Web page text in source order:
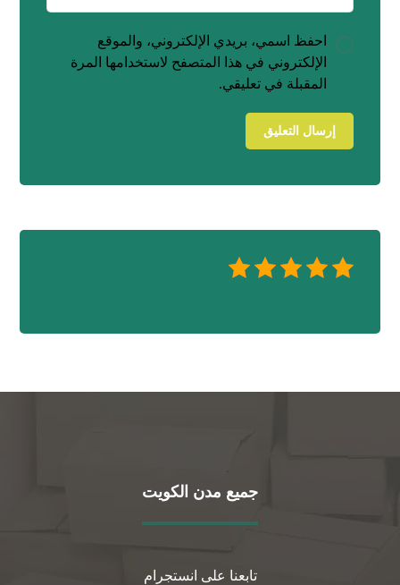
احفظ اسمي، بريدي الإلكتروني، والموقع
الإلكتروني في هذا المتصفح لاستخدامها المرة
المقبلة في تعليقي.
جميع مدن الكويت
تابعنا على انستجرام